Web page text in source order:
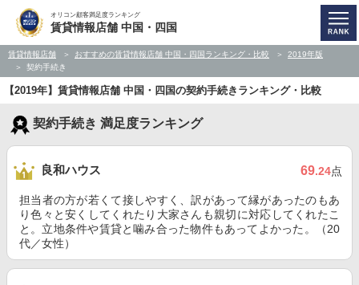
オリコン顧客満足度ランキング
賃貸情報店舗 中国・四国
賃貸情報店舗 おすすめの賃貸情報店舗 中国・四国ランキング・比較
2019年版
契約手続き
【2019年】賃貸情報店舗 中国・四国の契約手続きランキング・比較
契約手続き 満足度ランキング
良和ハウス 69.24点
担当者の方が若くて接しやすく、訳があって縁があったのもあ
り色々と安くしてくれたり大家さんも親切に対応してくれたこ
と。立地条件や賃貸と噛み合った物件もあってよかった。（20
代／女性）